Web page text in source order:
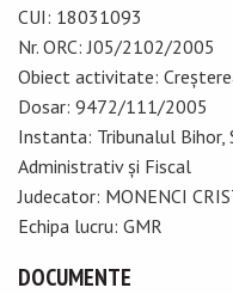
CUI: 18031093
Nr. ORC: J05/2102/2005
Obiect activitate:
Dosar: 9472/111/2005
Instanta: Tribunalul Bihor,
Administrativ şi Fiscal
Judecator: MONENCI
Echipa lucru: GMR
DOCUMENTE